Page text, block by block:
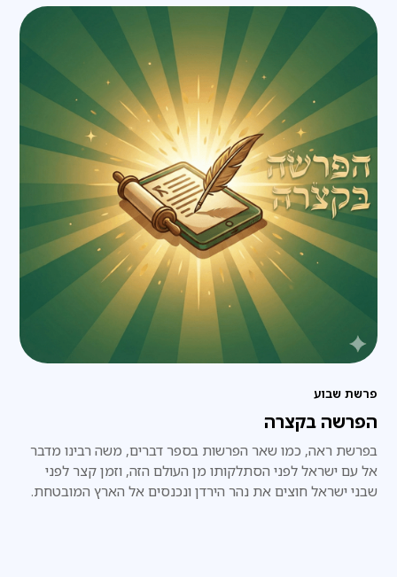
פרשת שבוע
הפרשה בקצרה
בפרשת ראה, כמו שאר הפרשות בספר דברים, משה רבינו מדבר
אל עם ישראל לפני הסתלקותו מן העולם הזה, וזמן קצר לפני
שבני ישראל חוצים את נהר הירדן ונכנסים אל הארץ המובטחת.